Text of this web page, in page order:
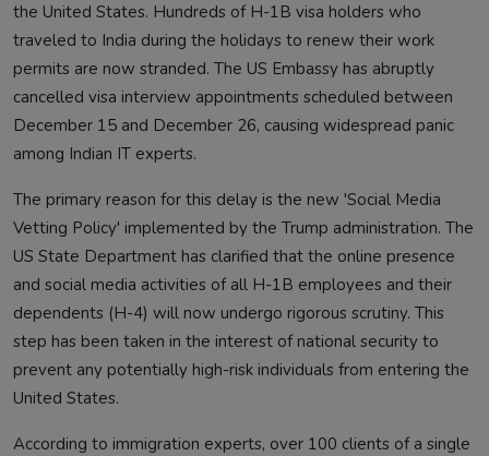
the United States. Hundreds of H-1B visa holders who
traveled to India during the holidays to renew their work
permits are now stranded. The US Embassy has abruptly
cancelled visa interview appointments scheduled between
December 15 and December 26, causing widespread panic
among Indian IT experts.
The primary reason for this delay is the new 'Social Media
Vetting Policy' implemented by the Trump administration. The
US State Department has clarified that the online presence
and social media activities of all H-1B employees and their
dependents (H-4) will now undergo rigorous scrutiny. This
step has been taken in the interest of national security to
prevent any potentially high-risk individuals from entering the
United States.
According to immigration experts, over 100 clients of a single